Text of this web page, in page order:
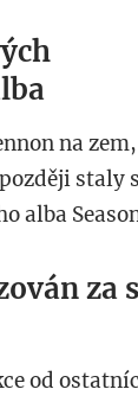
na
staly
alba
za
od